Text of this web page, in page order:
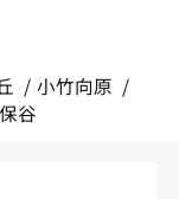
小竹向原
保谷